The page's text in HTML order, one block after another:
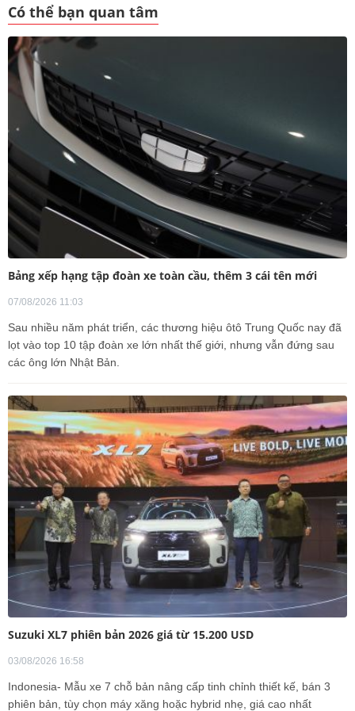
đang đối mặt với nhiều thách thức.
Có thể bạn quan tâm
Bảng xếp hạng tập đoàn xe toàn cầu, thêm 3 cái tên mới
07/08/2026 11:03
Sau nhiều năm phát triển, các thương hiệu ôtô Trung Quốc nay đã
lọt vào top 10 tập đoàn xe lớn nhất thế giới, nhưng vẫn đứng sau
các ông lớn Nhật Bản.
Suzuki XL7 phiên bản 2026 giá từ 15.200 USD
03/08/2026 16:58
Indonesia- Mẫu xe 7 chỗ bản nâng cấp tinh chỉnh thiết kế, bán 3
phiên bản, tùy chọn máy xăng hoặc hybrid nhẹ, giá cao nhất